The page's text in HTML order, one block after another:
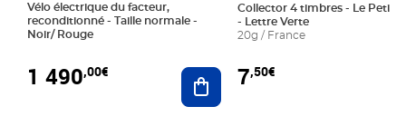
Vélo électrique du facteur,
reconditionné - Taille normale -
Noir/ Rouge
1 490,00€ Ajouter au panier
Collector 4 timbres - Le Petit
- Lettre Verte
20g / France
7,50€